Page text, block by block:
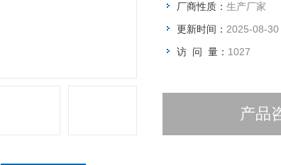
厂商性质： 生产厂家
更新时间： 2025-08-30
访 问 量： 1027
产品